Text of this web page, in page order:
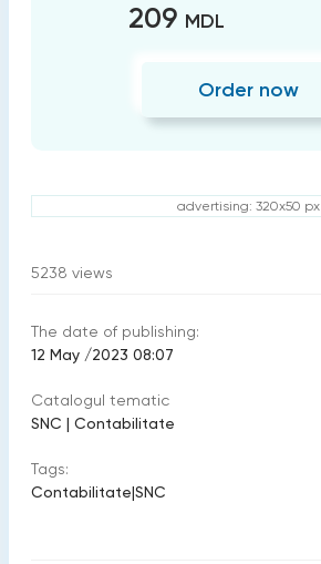
209 MDL
Order now
advertising: 320x50 px
5238 views
The date of publishing:
12 May /2023 08:07
Catalogul tematic
SNC | Contabilitate
Tags:
Contabilitate|SNC